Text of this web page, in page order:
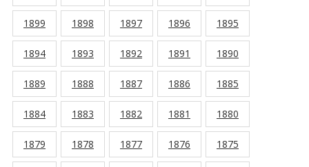
1899 1898 1897 1896 1895
1894 1893 1892 1891 1890
1889 1888 1887 1886 1885
1884 1883 1882 1881 1880
1879 1878 1877 1876 1875